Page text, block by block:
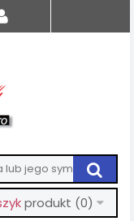
produkt (0)